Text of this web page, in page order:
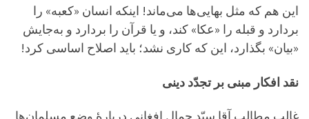
این هم که مثل بهایی‌ها می‌ماند! اینکه انسان «کعبه» را
بردارد و قبله را «عکا» کند، و یا قرآن را بردارد و به‌جایش
«بیان» بگذارد، این که کاری نشد؛ باید اصلاح اساسی کرد!
نقد افکار مبنی بر تجدّد دینی